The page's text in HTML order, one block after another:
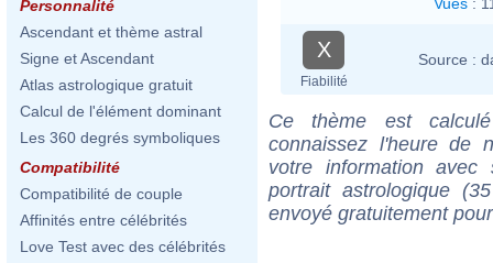
Personnalité
Ascendant et thème astral
Signe et Ascendant
Atlas astrologique gratuit
Calcul de l'élément dominant
Les 360 degrés symboliques
Compatibilité
Compatibilité de couple
Affinités entre célébrités
Love Test avec des célébrités
X
Fiabilité
Source :
Ce thème est
connaissez l'heure de
votre information
portrait astrologique
envoyé gratuitement